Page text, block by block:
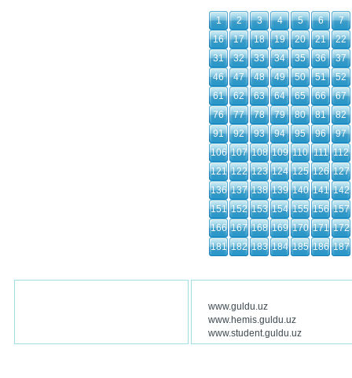
1 2 3 4 5 6
7
16
17 18 19 20 21
22
31
32 33 34 35 36
37
46
47 48 49 50 51
52
61
62 63 64 65 66
67
76
77 78 79 80 81
82
91
92 93 94 95 96
97
106 107 108 109 110 111 112
121 122 123 124 125 126 127
136 137 138 139 140 141 142
151 152 153 154 155 156 157
166 167 168 169 170 171 172
181 182 183 184 185 186 187
www.guldu.uz
www.hemis.guldu.uz
www.student.guldu.uz